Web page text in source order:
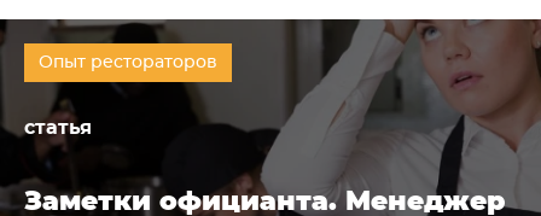
Опыт рестораторов
статья
Заметки официанта. Менеджер